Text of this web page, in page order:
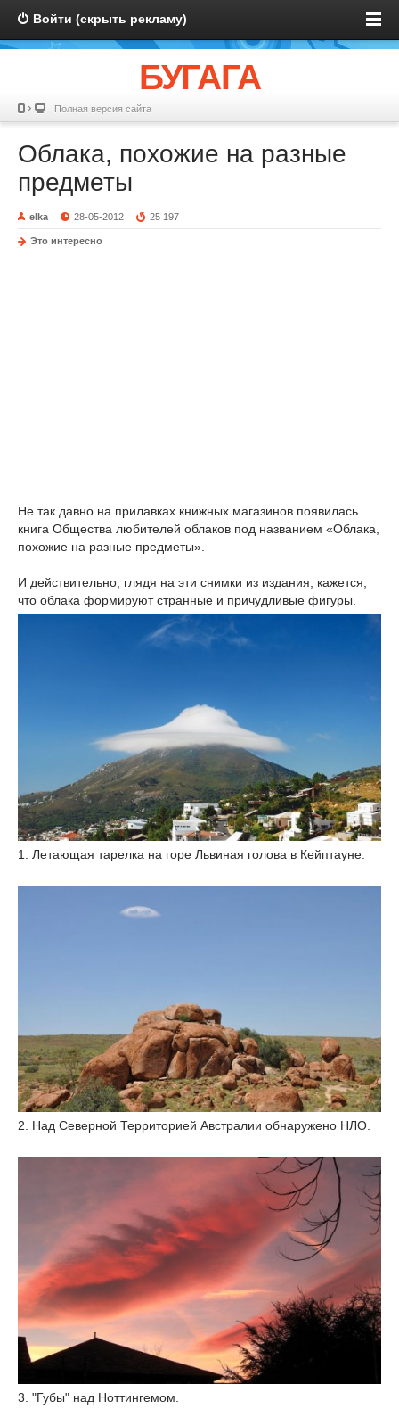
Войти (скрыть рекламу)
БУГАГА
Полная версия сайта
Облака, похожие на разные
предметы
elka 28-05-2012 25 197
Это интересно
Не так давно на прилавках книжных магазинов появилась
книга Общества любителей облаков под названием «Облака,
похожие на разные предметы».
И действительно, глядя на эти снимки из издания, кажется,
что облака формируют странные и причудливые фигуры.
1. Летающая тарелка на горе Львиная голова в Кейптауне.
2. Над Северной Территорией Австралии обнаружено НЛО.
3. "Губы" над Ноттингемом.